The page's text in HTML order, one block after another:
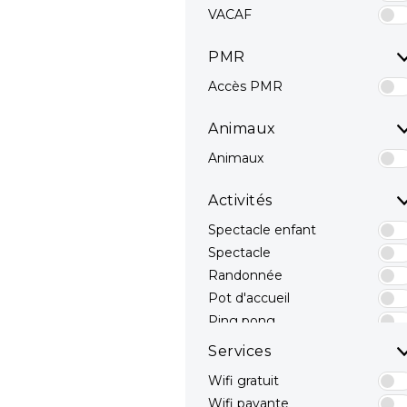
VACAF
PMR
Accès PMR
Animaux
Animaux
Activités
Spectacle enfant
Spectacle
Randonnée
Pot d'accueil
Ping pong
Terrain Multisport
Mini Golf
Services
Wifi gratuit
Wifi payante